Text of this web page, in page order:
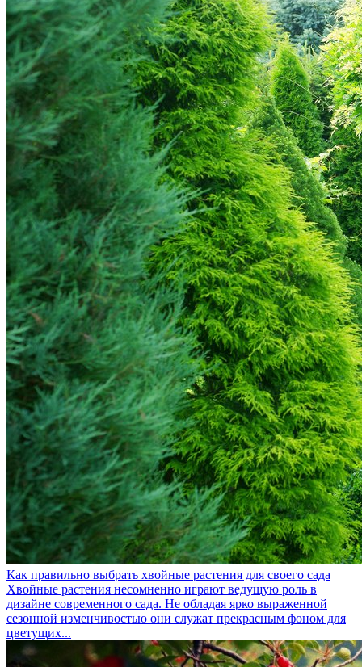
Как правильно выбрать хвойные растения для своего сада
Хвойные растения несомненно играют ведущую роль в
дизайне современного сада. Не обладая ярко выраженной
сезонной изменчивостью они служат прекрасным фоном для
цветущих...